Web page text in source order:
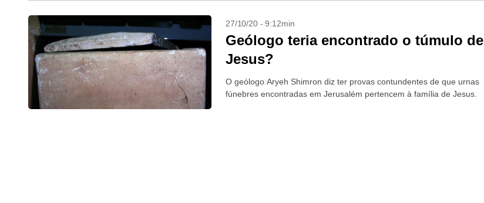
27/10/20 - 9:12min
Geólogo teria encontrado o túmulo de
Jesus?
O geólogo Aryeh Shimron diz ter provas contundentes de que urnas
fúnebres encontradas em Jerusalém pertencem à família de Jesus.